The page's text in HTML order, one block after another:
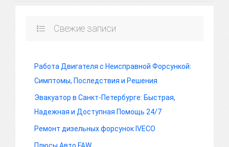
Свежие записи
Работа Двигателя с Неисправной Форсункой:
Симптомы, Последствия и Решения
Эвакуатор в Санкт-Петербурге: Быстрая,
Надежная и Доступная Помощь 24/7
Ремонт дизельных форсунок IVECO
Плюсы Авто FAW